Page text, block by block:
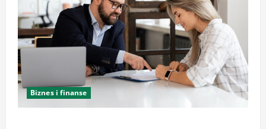
Biznes i finanse